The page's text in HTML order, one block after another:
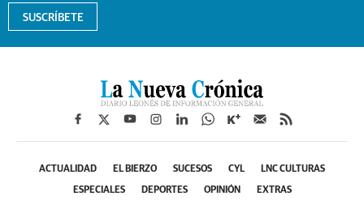
SUSCRÍBETE
ACTUALIDAD EL BIERZO SUCESOS CYL LNC CULTURAS
ESPECIALES DEPORTES OPINIÓN EXTRAS